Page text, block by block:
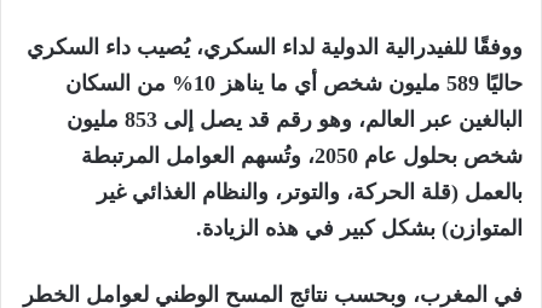
ووفقًا للفيدرالية الدولية لداء السكري، يُصيب داء السكري
حاليًا 589 مليون شخص أي ما يناهز 10% من السكان
البالغين عبر العالم، وهو رقم قد يصل إلى 853 مليون
شخص بحلول عام 2050، وتُسهم العوامل المرتبطة
بالعمل (قلة الحركة، والتوتر، والنظام الغذائي غير
المتوازن) بشكل كبير في هذه الزيادة.
في المغرب، وبحسب نتائج المسح الوطني لعوامل الخطر